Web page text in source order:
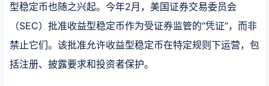
型稳定币也随之兴起。今年2月，美国证券交易委员会
（SEC）批准收益型稳定币作为受证券监管的“凭证”，而非
禁止它们。该批准允许收益型稳定币在特定规则下运营，包
括注册、披露要求和投资者保护。